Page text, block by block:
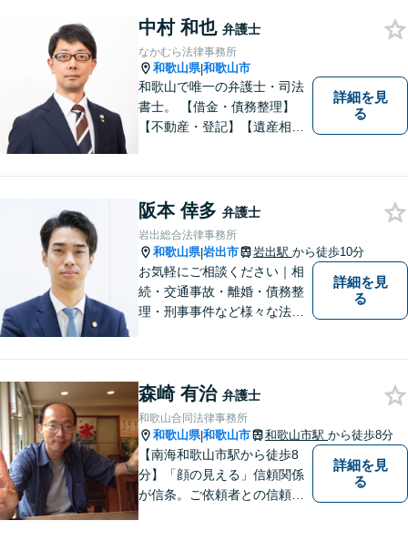
中村 和也 弁護士
なかむら法律事務所
和歌山県|和歌山市
和歌山で唯一の弁護士・司法
書士。 【借金・債務整理】
【不動産・登記】【遺産相
詳細を見
る
阪本 倖多 弁護士
岩出総合法律事務所
和歌山県|岩出市 岩出駅 から徒歩10分
お気軽にご相談ください｜相
続・交通事故・離婚・債務整
理・刑事事件など様々な法律
日・オンライン相談OK（要予
約）｜丁寧な報告とスピード
対応で安心をお届けします
詳細を見
る
森崎 有治 弁護士
和歌山合同法律事務所
和歌山県|和歌山市 和歌山市駅 から徒歩8分
【南海和歌山市駅から徒歩8
分】「顔の見える」信頼関係
が信条。ご依頼者との信頼関
詳細を見
る